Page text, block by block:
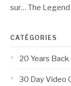
sur… The Legend
CATÉGORIES
20 Years Back
30 Day Video